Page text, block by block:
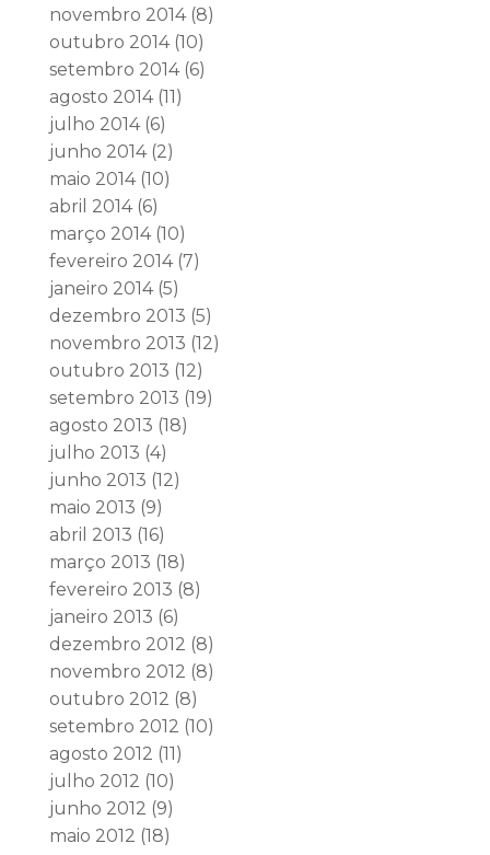
novembro 2014(8)
outubro 2014(10)
setembro 2014(6)
agosto 2014(11)
julho 2014(6)
junho 2014(2)
maio 2014(10)
abril 2014(6)
março 2014(10)
fevereiro 2014(7)
janeiro 2014(5)
dezembro 2013 (5)
novembro 2013 (12)
outubro 2013 (12)
setembro 2013 (19)
agosto 2013 (18)
julho 2013 (4)
junho 2013 (12)
maio 2013 (9)
abril 2013 (16)
março 2013 (18)
fevereiro 2013 (8)
janeiro 2013 (6)
dezembro 2012 (8)
novembro 2012 (8)
outubro 2012 (8)
setembro 2012 (10)
agosto 2012 (11)
julho 2012 (10)
junho 2012 (9)
maio 2012 (18)